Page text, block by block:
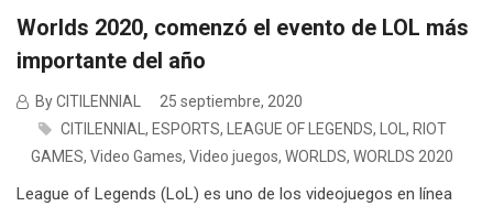
Worlds 2020, comenzó el evento de LOL más
importante del año
By CITILENNIAL
25 septiembre, 2020
CITILENNIAL, ESPORTS, LEAGUE OF LEGENDS, LOL, RIOT
GAMES, Video Games, Video juegos, WORLDS, WORLDS 2020
League of Legends (LoL) es uno de los videojuegos en línea